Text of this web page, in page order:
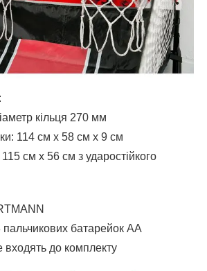
:
кільця 270 мм
114 см х 58 см х 9 см
см х 56 см з ударостійкого
пальчикових батарейок АА
входять до комплекту